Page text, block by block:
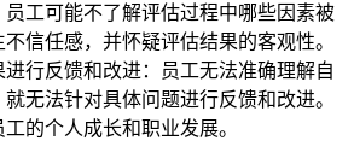
工可能不了解评估过程中哪些因素被
信任感，并怀疑评估结果的客观性。
行反馈和改进：员工无法准确理解自
无法针对具体问题进行反馈和改进。
的个人成长和职业发展。